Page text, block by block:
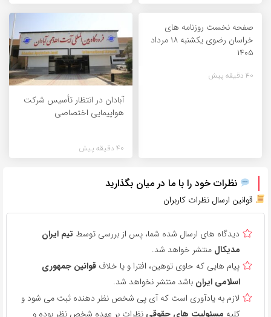
صفحه نخست روزنامه های
خراسان رضوی یکشنبه ۱۸ مرداد
۱۴۰۵
40 دقیقه پیش
آبادان در انتظار تأسیس شرکت
هواپیمایی اختصاصی
40 دقیقه پیش
نظرات خود را با ما در میان بگذارید
قوانین ارسال نظرات کاربران
دیدگاه های ارسال شده شما، پس از بررسی توسط تیم ایران
مدیکال منتشر خواهد شد.
پیام هایی که حاوی توهین، افترا و یا خلاف قوانین جمهوری
اسلامی ایران باشد منتشر نخواهد شد.
لازم به یادآوری است که آی پی شخص نظر دهنده ثبت می شود و
کلیه مسئولیت های حقوقی نظرات بر عهده شخص نظر بوده و